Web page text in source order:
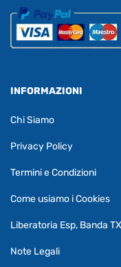
INFORMAZIONI
Chi Siamo
Privacy Policy
Termini e Condizioni
Come usiamo i Cookies
Liberatoria Esp, Banda TX
Note Legali